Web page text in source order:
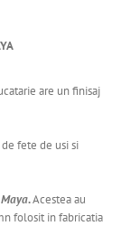
are un finisaj
fete de usi si
.Acestea au
folosit in fabricatia